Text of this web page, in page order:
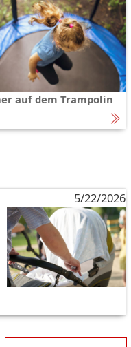
auf dem Trampolin
5/22/2026